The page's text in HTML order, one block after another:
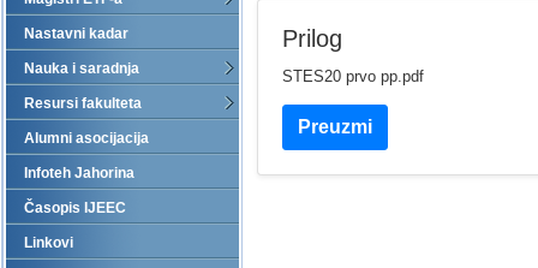
Nastavni kadar
Nauka i saradnja
Resursi fakulteta
Alumni asocijacija
Infoteh Jahorina
Časopis IJEEC
Linkovi
Prilog
STES20 prvo pp.pdf
Preuzmi